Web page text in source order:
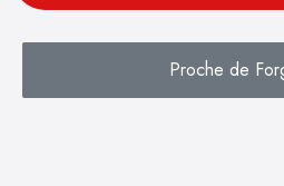
Proche de